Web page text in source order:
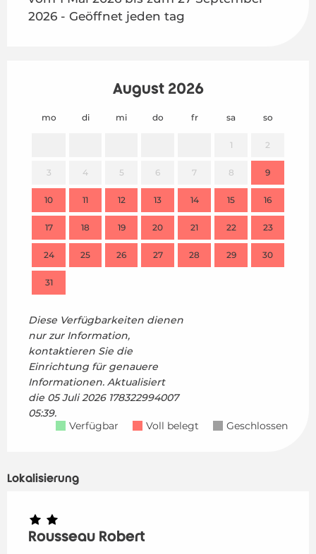
2026 - Geöffnet jeden tag
August 2026
mo di mi do fr sa so
1 2
3 4 5 6 7 8 9
10 11 12 13 14 15 16
17 18 19 20 21 22 23
24 25 26 27 28 29 30
31
Diese Verfügbarkeiten dienen
nur zur Information,
kontaktieren Sie die
Einrichtung für genauere
Informationen. Aktualisiert
die 05 Juli 2026 178322994007
05:39.
Verfügbar
Voll belegt Geschlossen
Lokalisierung
Rousseau Robert